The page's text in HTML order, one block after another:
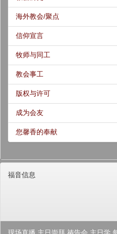
海外教会/聚点
信仰宣言
牧师与同工
教会事工
版权与许可
成为会友
您馨香的奉献
福音信息
现场直播 主日崇拜 祷告会 主日学